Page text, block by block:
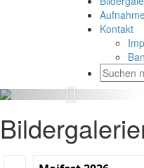
Kontakt